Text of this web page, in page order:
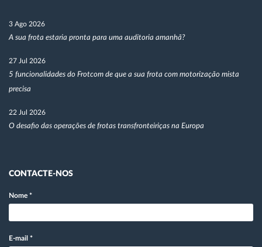
3 Ago 2026
A sua frota estaria pronta para uma auditoria amanhã?
27 Jul 2026
5 funcionalidades do Frotcom de que a sua frota com motorização mista
precisa
22 Jul 2026
O desafio das operações de frotas transfronteiriças na Europa
CONTACTE-NOS
Nome *
E-mail *